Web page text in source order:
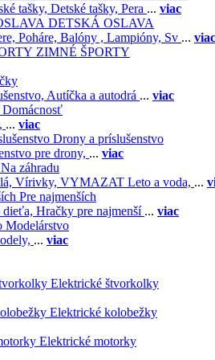
tašky, Detské tašky, Pera ... viac
DETSKÁ OSLAVA
Poháre, Balóny , Lampióny, Sv ... viac
ZIMNÉ ŠPORTY
Autíčka a autodrá ... viac
Domácnosť
... viac
Drony a príslušenstvo
pre drony, ... viac
Na záhradu
Vírivky, VYMAZAT Leto a voda, ...
Pre najmenších
dieťa, Hračky pre najmenší ... viac
Modelárstvo
... viac
Elektrické štvorkolky
Elektrické kolobežky
Elektrické motorky